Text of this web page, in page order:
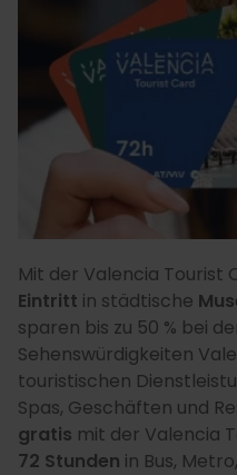
Mit der Valencia Tourist
Eintritt in städtische
sparen bis zu 50 % bei
Sehenswürdigkeiten
touristischen
Spas, Geschäften und
gratis mit der Valencia
72 Stunden in Bus,